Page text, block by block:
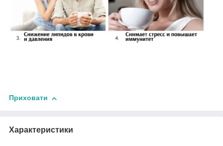
Приховати
Характеристики